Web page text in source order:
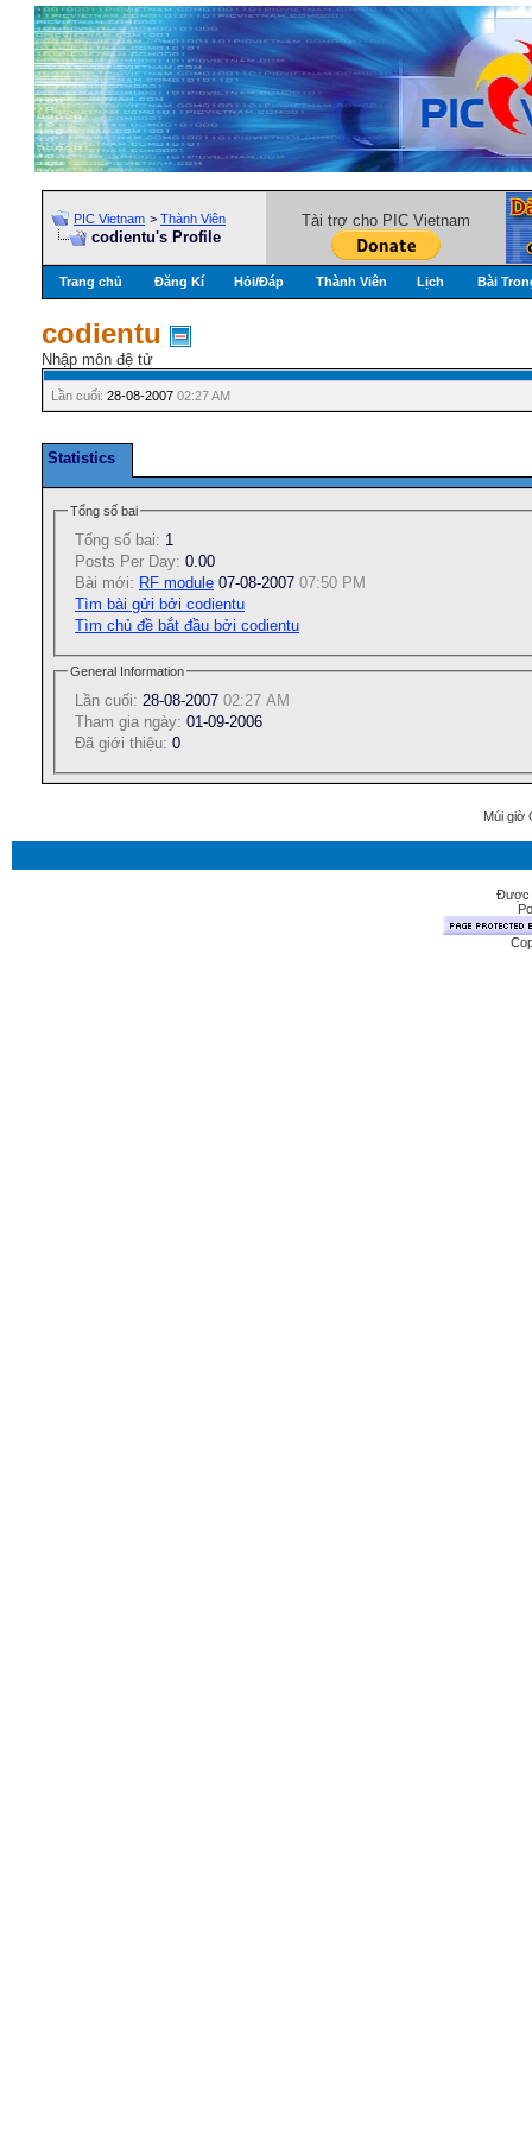
PIC Vietnam > Thành Viên
codientu's Profile
Tài trợ cho PIC Vietnam
Trang chủ Đăng Kí Hỏi/Ðáp Thành Viên Lịch Bài
codientu
Nhập môn đệ tử
Lần cuối: 28-08-2007 02:27 AM
Statistics
Tổng số bai
Tổng số bai: 1
Posts Per Day: 0.00
Bài mới: RF module 07-08-2007 07:50 PM
Tìm bài gửi bởi codientu
Tìm chủ đề bắt đầu bởi codientu
General Information
Lần cuối: 28-08-2007 02:27 AM
Tham gia ngày: 01-09-2006
Ðã giới thiệu: 0
Múi giờ
Được